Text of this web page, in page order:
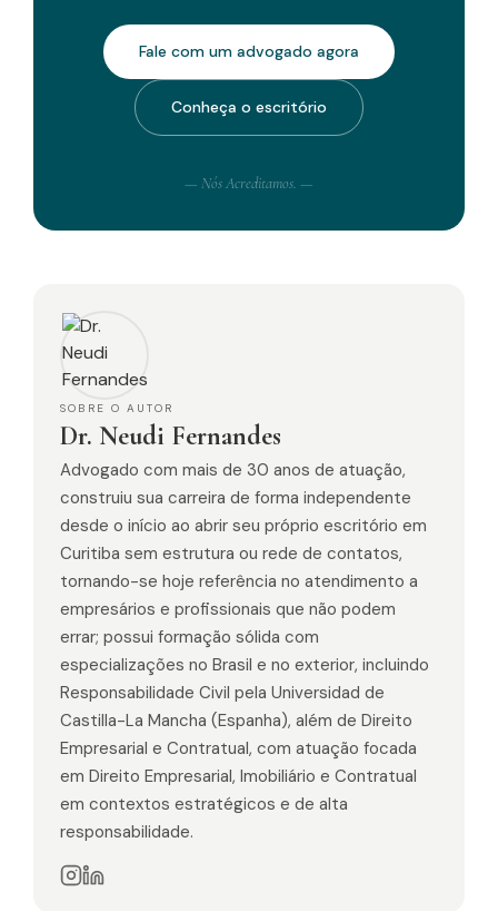
Fale com um advogado agora
Conheça o escritório
— Nós Acreditamos. —
SOBRE O AUTOR
Dr. Neudi Fernandes
Advogado com mais de 30 anos de atuação,
construiu sua carreira de forma independente
desde o início ao abrir seu próprio escritório em
Curitiba sem estrutura ou rede de contatos,
tornando-se hoje referência no atendimento a
empresários e profissionais que não podem
errar; possui formação sólida com
especializações no Brasil e no exterior, incluindo
Responsabilidade Civil pela Universidad de
Castilla-La Mancha (Espanha), além de Direito
Empresarial e Contratual, com atuação focada
em Direito Empresarial, Imobiliário e Contratual
em contextos estratégicos e de alta
responsabilidade.